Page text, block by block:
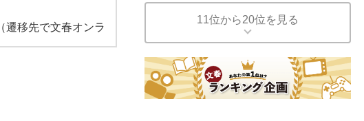
（遷移先で文春オンラ
11位から20位を見る